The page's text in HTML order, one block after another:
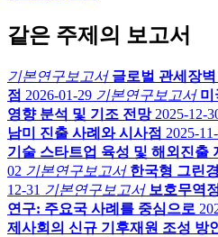
같은 주제의 보고서
기본연구보고서 글로벌 관세장
점 2026-01-29 기본연구보고서 미
영향 분석 및 기조 전망 2025-12-
남미 진출 사례와 시사점 2025-
기술 스타트업 육성 및 해외진출
02 기본연구보고서 한국형 그린
12-31 기본연구보고서 보호무역
연구: 주요국 사례를 중심으로
제사회의 신규 기후재원 조성 방